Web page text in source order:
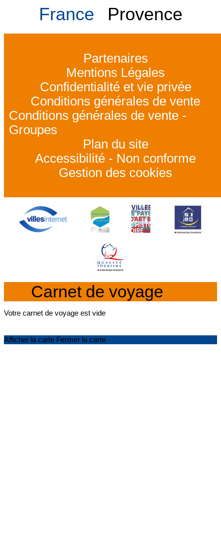
France Provence
Partenaires
Mentions Légales
Confidentialité et vie privée
Conditions générales de vente
Conditions générales de vente -
Groupes
Plan du site
Accessibilité - Non conforme
Gestion des cookies
Carnet de voyage
Votre carnet de voyage est vide
Afficher la carte Fermer la carte